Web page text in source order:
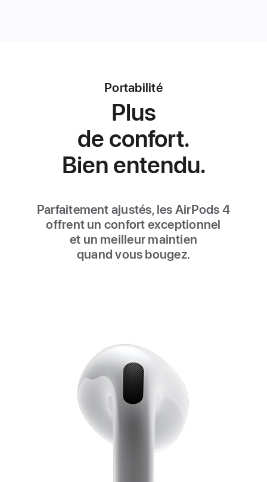
Portabilité
Plus
de confort.
Bien entendu.
Parfaitement ajustés, les AirPods 4
offrent un confort exceptionnel
et un meilleur maintien
quand vous bougez.